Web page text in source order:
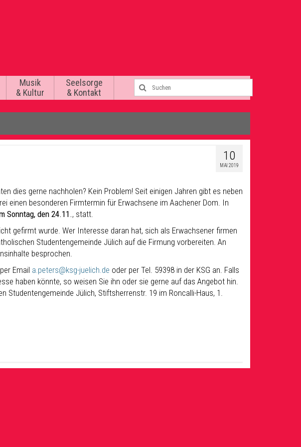
Musik
& Kultur
Seelsorge
& Kontakt
10
MAI 2019
dies gerne nachholen? Kein Problem! Seit einigen Jahren gibt es neben
einen besonderen Firmtermin für Erwachsene im Aachener Dom. In
Sonntag, den 24.11., statt.
gefirmt wurde. Wer Interesse daran hat, sich als Erwachsener firmen
Studentengemeinde Jülich auf die Firmung vorbereiten. An
besprochen.
Email a.peters@ksg-juelich.de oder per Tel. 59398 in der KSG an. Falls
haben könnte, so weisen Sie ihn oder sie gerne auf das Angebot hin.
Studentengemeinde Jülich, Stiftsherrenstr. 19 im Roncalli-Haus, 1.